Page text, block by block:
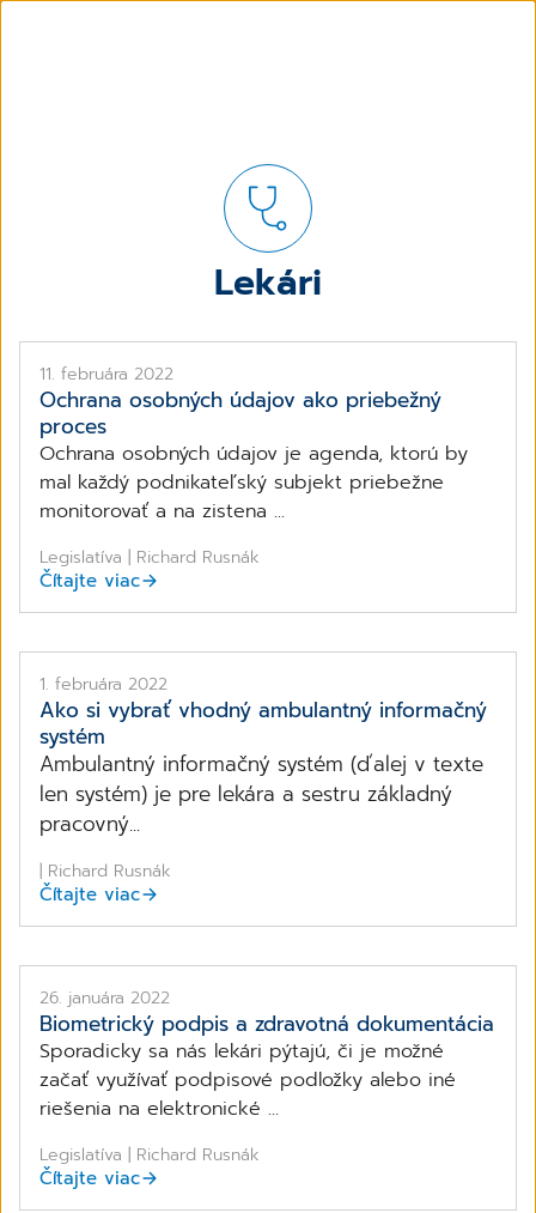
Lekári
11. februára 2022
Ochrana osobných údajov ako priebežný
proces
Ochrana osobných údajov je agenda, ktorú by
mal každý podnikateľský subjekt priebežne
monitorovať a na zistena ...
Legislatíva | Richard Rusnák
Čítajte viac
1. februára 2022
Ako si vybrať vhodný ambulantný informačný
systém
Ambulantný informačný systém (ďalej v texte
len systém) je pre lekára a sestru základný
pracovný...
| Richard Rusnák
Čítajte viac
26. januára 2022
Biometrický podpis a zdravotná dokumentácia
Sporadicky sa nás lekári pýtajú, či je možné
začať využívať podpisové podložky alebo iné
riešenia na elektronické ...
Legislatíva | Richard Rusnák
Čítajte viac